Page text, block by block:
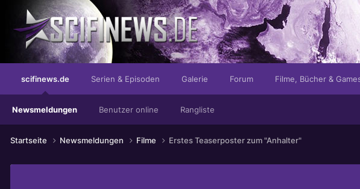
scifinews.de
Newsmeldungen Benutzer online Rangliste
Serien & Episoden Galerie Forum Filme, Bücher &
Startseite Newsmeldungen Filme Erstes Teaserposter zum "Anhalter"